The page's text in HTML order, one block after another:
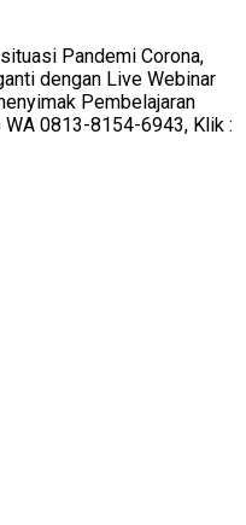
Pandemi Corona,
dengan Live Webinar
Pembelajaran
WA 0813-8154-6943, Klik :